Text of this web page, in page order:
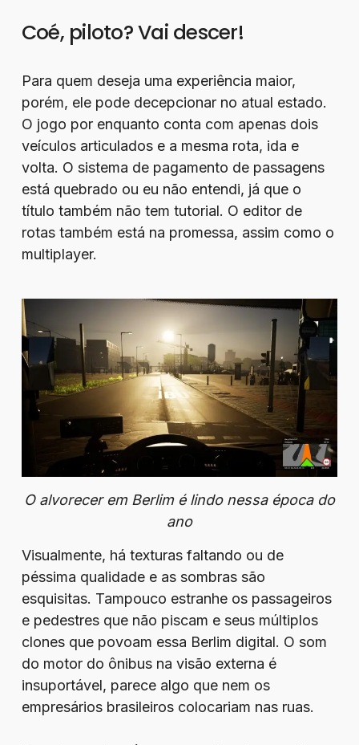
Coé, piloto? Vai descer!
Para quem deseja uma experiência maior,
porém, ele pode decepcionar no atual estado.
O jogo por enquanto conta com apenas dois
veículos articulados e a mesma rota, ida e
volta. O sistema de pagamento de passagens
está quebrado ou eu não entendi, já que o
título também não tem tutorial. O editor de
rotas também está na promessa, assim como o
multiplayer.
O alvorecer em Berlim é lindo nessa época do
ano
Visualmente, há texturas faltando ou de
péssima qualidade e as sombras são
esquisitas. Tampouco estranhe os passageiros
e pedestres que não piscam e seus múltiplos
clones que povoam essa Berlim digital. O som
do motor do ônibus na visão externa é
insuportável, parece algo que nem os
empresários brasileiros colocariam nas ruas.